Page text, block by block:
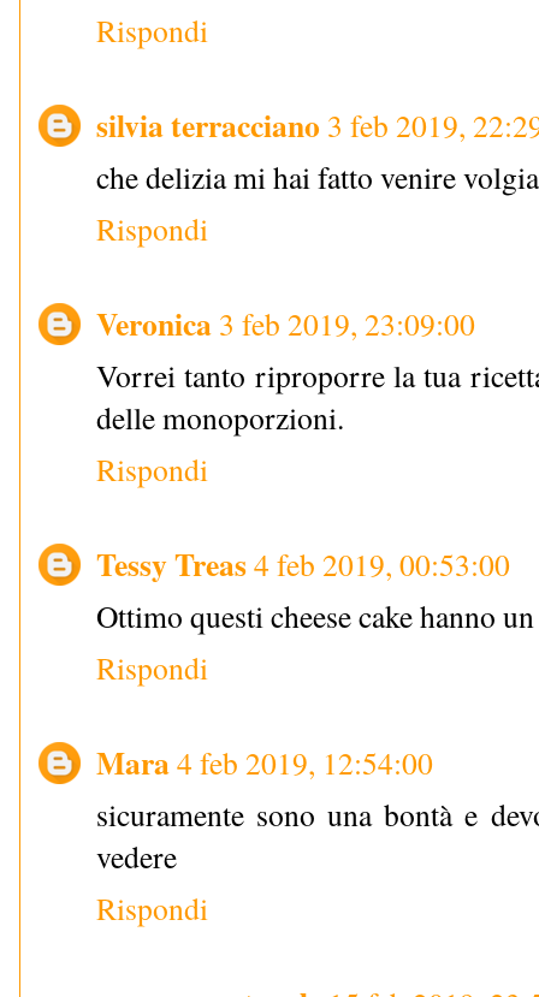
Rispondi
silvia terracciano 3 feb 2019,
che delizia mi hai fatto venire
Rispondi
Veronica 3 feb 2019, 23:09:00
Vorrei tanto riproporre la tua
delle monoporzioni.
Rispondi
Tessy Treas4 feb 2019, 00:53:00
Ottimo questi cheese cake hanno
Rispondi
Mara4 feb 2019, 12:54:00
sicuramente sono una bontà e
vedere
Rispondi